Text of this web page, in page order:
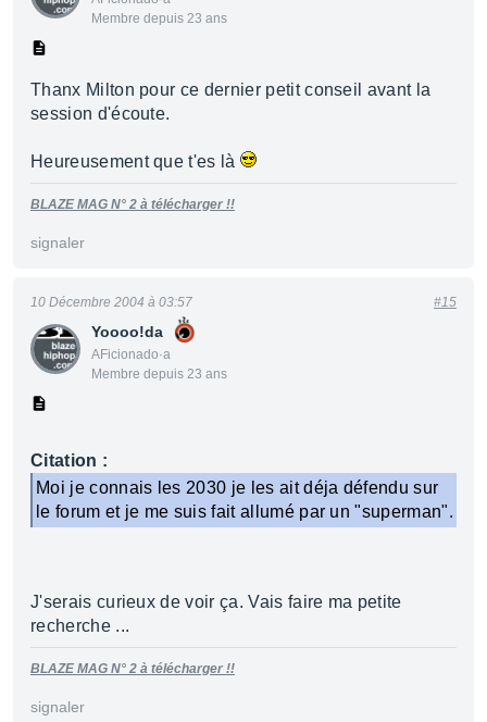
Membre depuis 23 ans
Thanx Milton pour ce dernier petit conseil avant la
session d'écoute.
Heureusement que t'es là
BLAZE MAG N° 2 à télécharger !!
signaler
Yoooo!da
AFicionado·a
Membre depuis 23 ans
10 Décembre 2004 à 03:57 #15
Citation :
Moi je connais les 2030 je les ait déja défendu sur
le forum et je me suis fait allumé par un "superman".
J'serais curieux de voir ça. Vais faire ma petite
recherche ...
BLAZE MAG N° 2 à télécharger !!
signaler